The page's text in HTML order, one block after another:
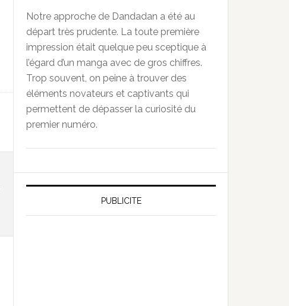
Notre approche de Dandadan a été au
départ très prudente. La toute première
impression était quelque peu sceptique à
l’égard d’un manga avec de gros chiffres.
Trop souvent, on peine à trouver des
éléments novateurs et captivants qui
permettent de dépasser la curiosité du
premier numéro.
PUBLICITE